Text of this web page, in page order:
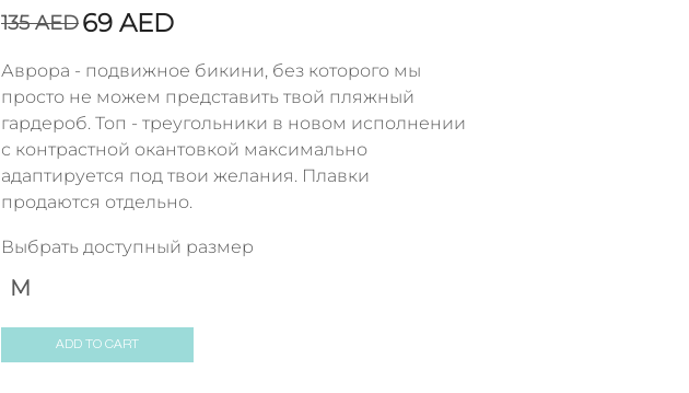
135AED69 AED
Аврора - подвижное бикини, без которого мы
просто не можем представить твой пляжный
гардероб. Топ - треугольники в новом исполнении
с контрастной окантовкой максимально
адаптируется под твои желания. Плавки
продаются отдельно.
Выбрать доступный размер
M
ADD TO CART